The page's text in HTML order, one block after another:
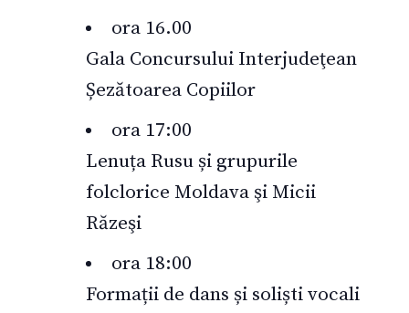
ora 16.00
Gala Concursului Interjudeţean
Șezătoarea Copiilor
ora 17:00
Lenuța Rusu și grupurile
folclorice Moldava şi Micii
Răzeşi
ora 18:00
Formații de dans și soliști vocali